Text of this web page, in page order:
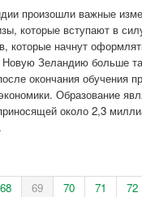
произошли важные
которые вступают в
которые начнут
Зеландию больше
окончания обучения
Образование
около 2,3
68 69 70 71 72